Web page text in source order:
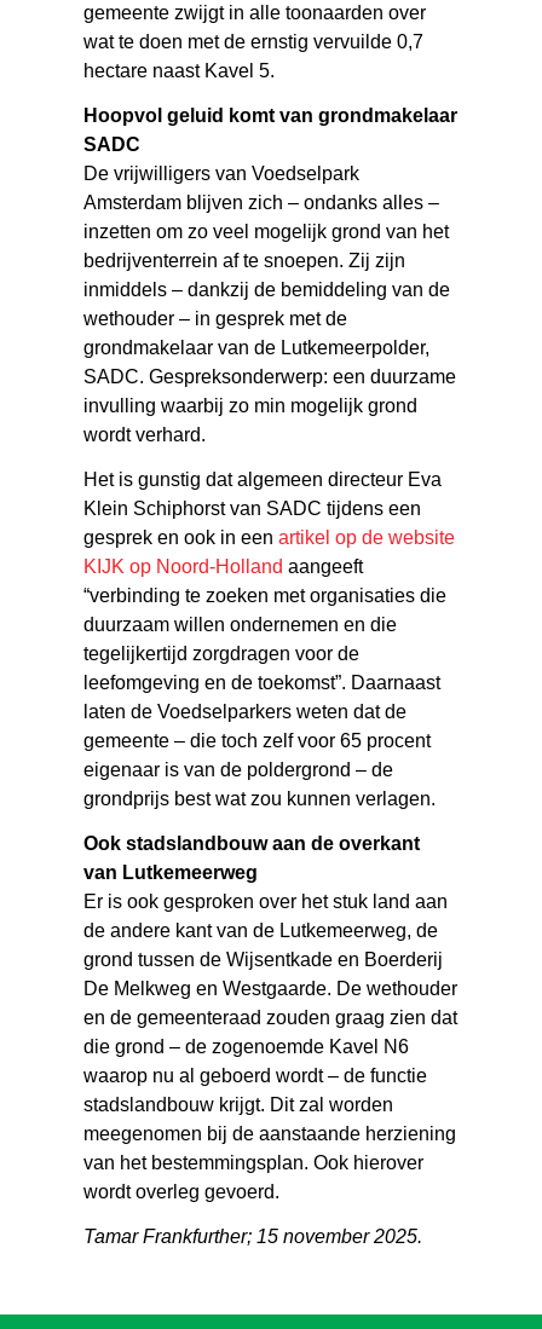
gemeente zwijgt in alle toonaarden over
wat te doen met de ernstig vervuilde 0,7
hectare naast Kavel 5.
Hoopvol geluid komt van grondmakelaar
SADC
De vrijwilligers van Voedselpark
Amsterdam blijven zich – ondanks alles –
inzetten om zo veel mogelijk grond van het
bedrijventerrein af te snoepen. Zij zijn
inmiddels – dankzij de bemiddeling van de
wethouder – in gesprek met de
grondmakelaar van de Lutkemeerpolder,
SADC. Gespreksonderwerp: een duurzame
invulling waarbij zo min mogelijk grond
wordt verhard.
Het is gunstig dat algemeen directeur Eva
Klein Schiphorst van SADC tijdens een
gesprek en ook in eenartikel op de website
KIJK op Noord-Holland aangeeft
“verbinding te zoeken met organisaties die
duurzaam willen ondernemen en die
tegelijkertijd zorgdragen voor de
leefomgeving en de toekomst”. Daarnaast
laten de Voedselparkers weten dat de
gemeente – die toch zelf voor 65 procent
eigenaar is van de poldergrond – de
grondprijs best wat zou kunnen verlagen.
Ook stadslandbouw aan de overkant
van Lutkemeerweg
Er is ook gesproken over het stuk land aan
de andere kant van de Lutkemeerweg, de
grond tussen de Wijsentkade en Boerderij
De Melkweg en Westgaarde. De wethouder
en de gemeenteraad zouden graag zien dat
die grond – de zogenoemde Kavel N6
waarop nu al geboerd wordt – de functie
stadslandbouw krijgt. Dit zal worden
meegenomen bij de aanstaande herziening
van het bestemmingsplan. Ook hierover
wordt overleg gevoerd.
Tamar Frankfurther; 15 november 2025.